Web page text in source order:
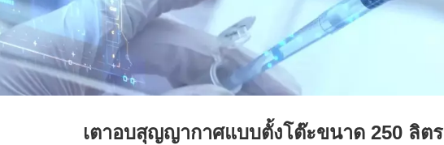
เตาอบสุญญากาศแบบตั้งโต๊ะขนาด 250 ลิตร